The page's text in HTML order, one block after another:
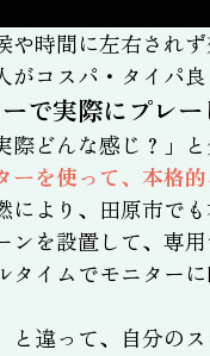
や時間に左右され
がコスパ・タイパ
で実際にプレ
際どんな感じ？」
ーを使って、本格
より、田原市で
ンを設置して、専
タイムでモニター
と違って、自分の